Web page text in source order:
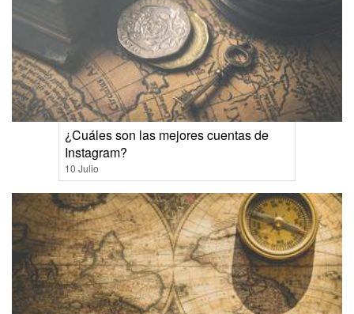
¿Cuáles son las mejores cuentas de
Instagram?
10 Julio